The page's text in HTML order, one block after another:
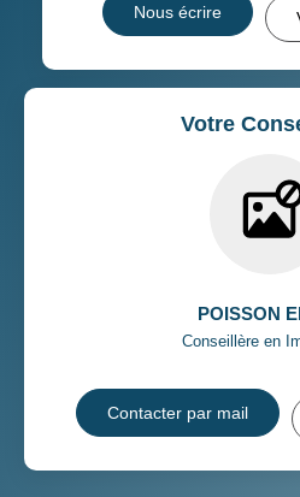
Nous écrire
Votre
POISSON
Conseillère en
Contacter par mail